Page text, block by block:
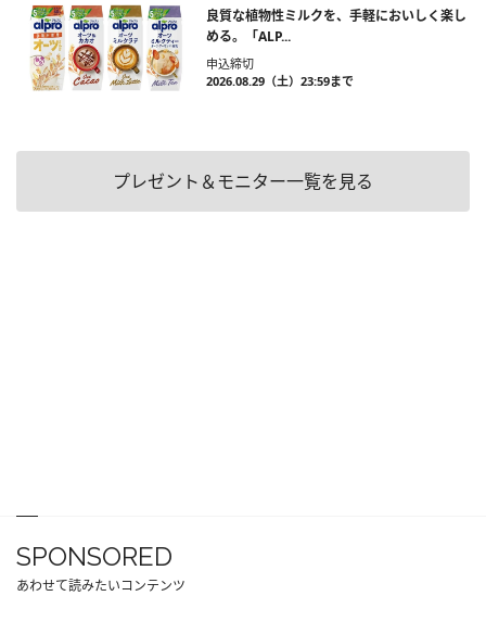
良質な植物性ミルクを、手軽においしく楽し
める。「ALP...
申込締切
2026.08.29（土）23:59まで
プレゼント＆モニター一覧を見る
SPONSORED
あわせて読みたいコンテンツ